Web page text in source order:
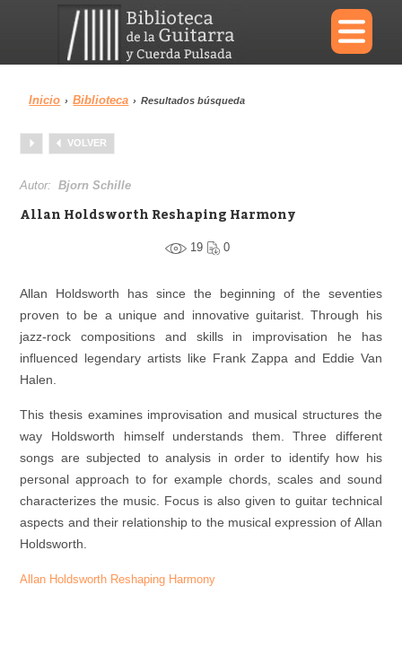
×
Menu
Biblioteca
Inicio › Biblioteca › Resultados búsqueda
VOLVER
Autor:Bjorn Schille
Allan Holdsworth Reshaping Harmony
19 0
Allan Holdsworth has since the beginning of the seventies
proven to be a unique and innovative guitarist. Through his
jazz-rock compositions and skills in improvisation he has
influenced legendary artists like Frank Zappa and Eddie Van
Halen.
This thesis examines improvisation and musical structures the
way Holdsworth himself understands them. Three different
songs are subjected to analysis in order to identify how his
personal approach to for example chords, scales and sound
characterizes the music. Focus is also given to guitar technical
aspects and their relationship to the musical expression of Allan
Holdsworth.
Allan Holdsworth Reshaping Harmony